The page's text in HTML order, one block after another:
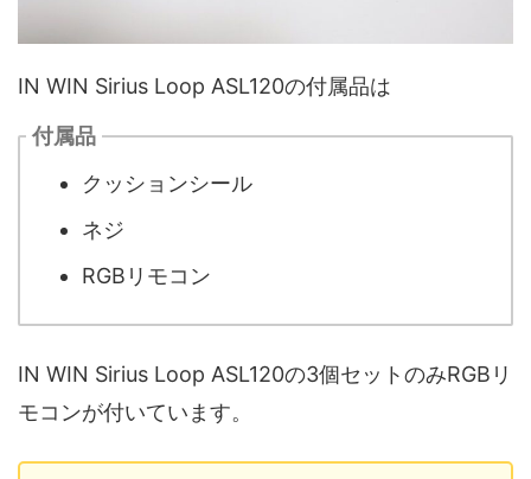
IN WIN Sirius Loop ASL120の付属品は
付属品
クッションシール
ネジ
RGBリモコン
IN WIN Sirius Loop ASL120の3個セットのみRGBリ
モコンが付いています。